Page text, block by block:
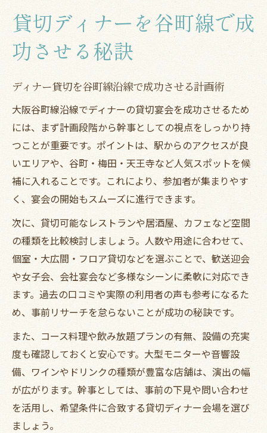
貸切ディナーを谷町線で成
功させる秘訣
ディナー貸切を谷町線沿線で成功させる計画術
大阪谷町線沿線でディナーの貸切宴会を成功させるため
には、まず計画段階から幹事としての視点をしっかり持
つことが重要です。ポイントは、駅からのアクセスが良
いエリアや、谷町・梅田・天王寺など人気スポットを候
補に入れることです。これにより、参加者が集まりやす
く、宴会の開始もスムーズに進行できます。
次に、貸切可能なレストランや居酒屋、カフェなど空間
の種類を比較検討しましょう。人数や用途に合わせて、
個室・大広間・フロア貸切などを選ぶことで、歓送迎会
や女子会、会社宴会など多様なシーンに柔軟に対応でき
ます。過去の口コミや実際の利用者の声も参考になるた
め、事前リサーチを怠らないことが成功の秘訣です。
また、コース料理や飲み放題プランの有無、設備の充実
度も確認しておくと安心です。大型モニターや音響設
備、ワインやドリンクの種類が豊富な店舗は、演出の幅
が広がります。幹事としては、事前の下見や問い合わせ
を活用し、希望条件に合致する貸切ディナー会場を選び
ましょう。